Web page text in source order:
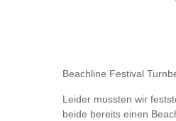
Beachline Festival
Leider mussten wir
beide bereits einen